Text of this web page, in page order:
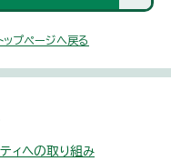
ップページへ戻る
ィへの取り組み